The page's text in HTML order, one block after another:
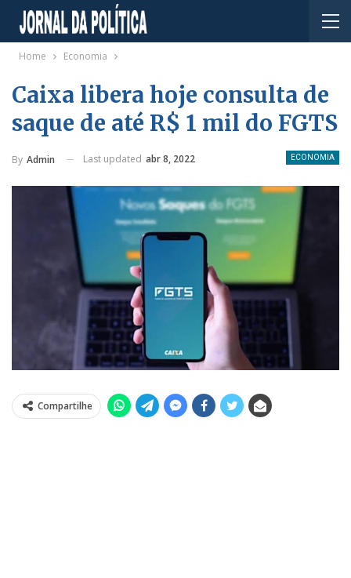
Home Economia
Caixa libera hoje consulta de
saque de até R$ 1 mil do FGTS
ECONOMIA
By Admin Last updated abr 8, 2022
Compartilhe